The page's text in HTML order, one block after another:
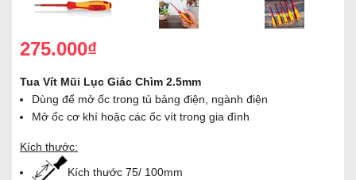
275.000₫
Tua Vít Mũi Lục Giác Chìm 2.5mm
Dùng để mở ốc trong tủ bảng điện, ngành điện
Mở ốc cơ khí hoặc các ốc vít trong gia đình
Kích thước:
Kích thước 75/ 100mm